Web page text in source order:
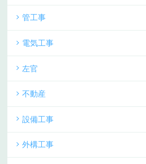
管工事
電気工事
左官
不動産
設備工事
外構工事